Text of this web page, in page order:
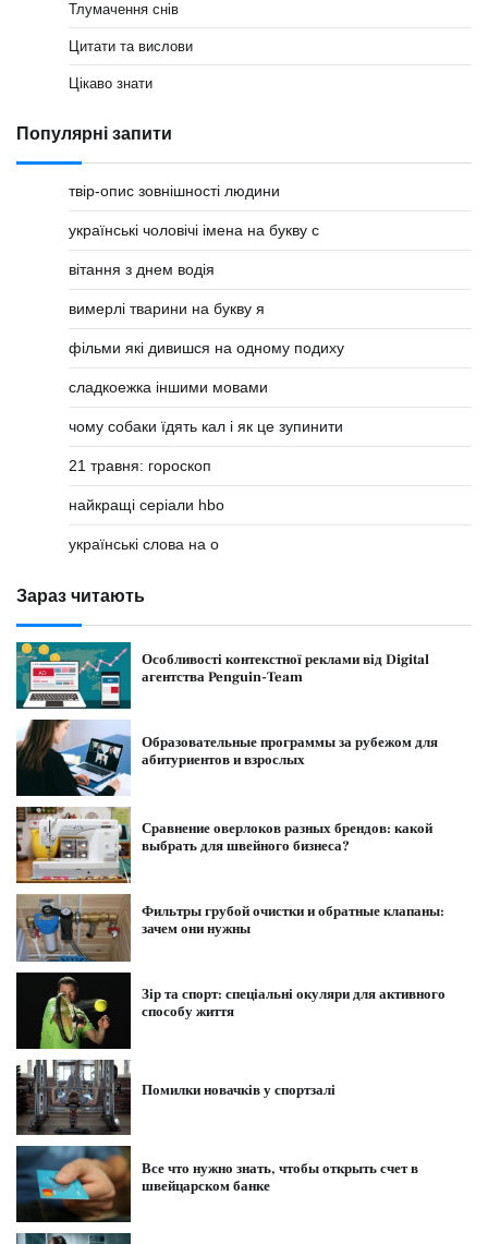
Тлумачення снів
Цитати та вислови
Цікаво знати
Популярні запити
твір-опис зовнішності людини
українські чоловічі імена на букву с
вітання з днем водія
вимерлі тварини на букву я
фільми які дивишся на одному подиху
сладкоежка іншими мовами
чому собаки їдять кал і як це зупинити
21 травня: гороскоп
найкращі серіали hbo
українські слова на о
Зараз читають
Особливості контекстної реклами від Digital
агентства Penguin-Team
Образовательные программы за рубежом для
абитуриентов и взрослых
Сравнение оверлоков разных брендов: какой
выбрать для швейного бизнеса?
Фильтры грубой очистки и обратные клапаны:
зачем они нужны
Зір та спорт: спеціальні окуляри для активного
способу життя
Помилки новачків у спортзалі
Все что нужно знать, чтобы открыть счет в
швейцарском банке